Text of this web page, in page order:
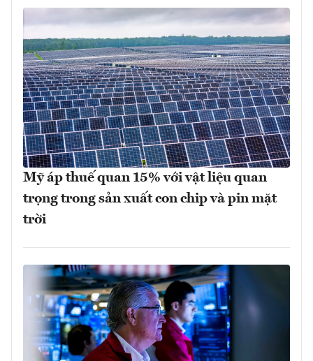
Mỹ áp thuế quan 15% với vật liệu quan
trọng trong sản xuất con chip và pin mặt
trời